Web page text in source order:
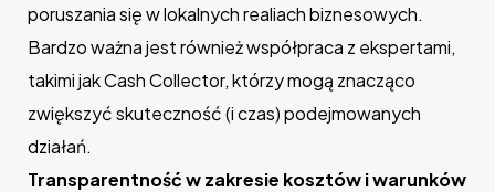
poruszania się w lokalnych realiach biznesowych.
Bardzo ważna jest również współpraca z ekspertami,
takimi jak Cash Collector, którzy mogą znacząco
zwiększyć skuteczność (i czas) podejmowanych
działań.
Transparentność w zakresie kosztów i warunków